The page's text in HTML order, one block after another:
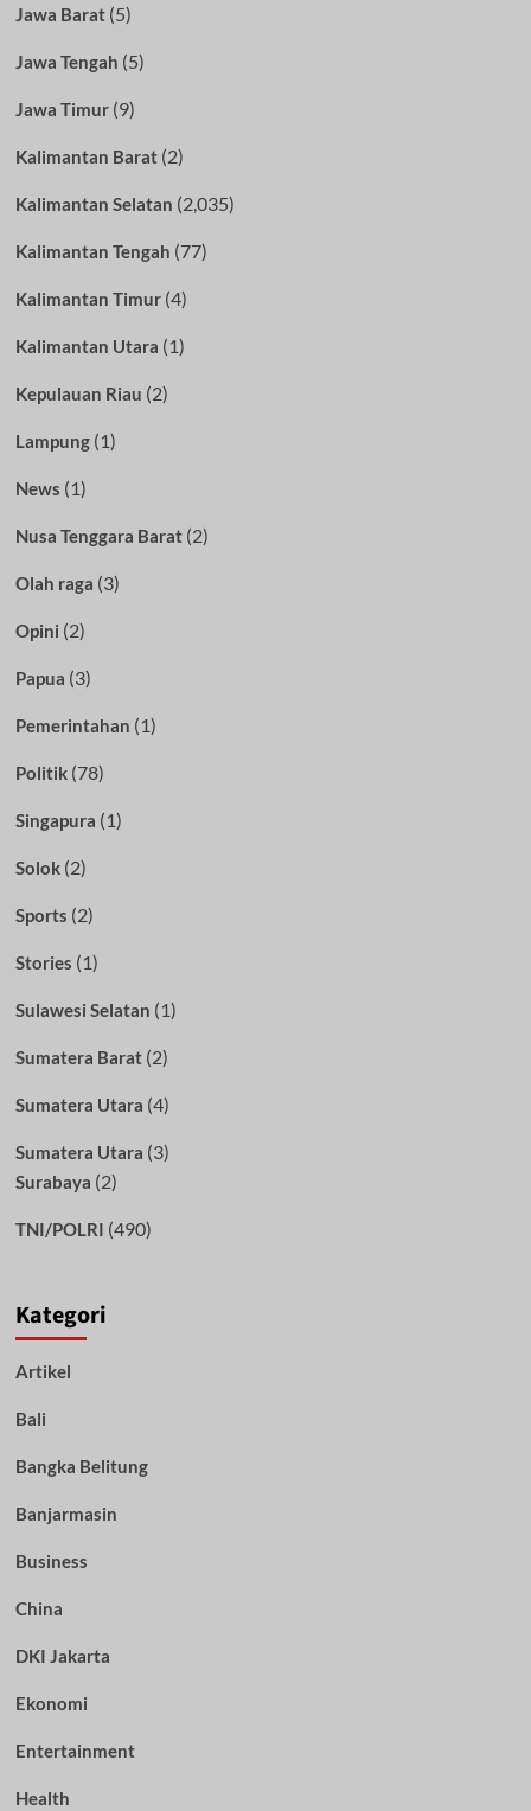
Jawa Barat(5)
Jawa Tengah (5)
Jawa Timur(9)
Kalimantan Barat(2)
Kalimantan Selatan (2,035)
Kalimantan Tengah (77)
Kalimantan Timur(4)
Kalimantan Utara (1)
Kepulauan Riau (2)
Lampung(1)
News (1)
Nusa Tenggara Barat(2)
Olah raga (3)
Opini (2)
Papua (3)
Pemerintahan (1)
Politik(78)
Singapura (1)
Solok(2)
Sports (2)
Stories (1)
Sulawesi Selatan (1)
Sumatera Barat(2)
Sumatera Utara (4)
Sumatera Utara (3)
Surabaya (2)
TNI/POLRI (490)
Kategori
Artikel
Bali
Bangka Belitung
Banjarmasin
Business
China
DKI Jakarta
Ekonomi
Entertainment
Health